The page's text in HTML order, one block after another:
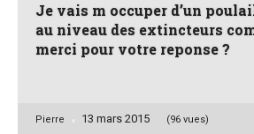
Je vais m occuper d’un
au niveau des extincteurs
merci pour votre reponse ?
Posted
Pierre 13 mars 2015 (96 vues)